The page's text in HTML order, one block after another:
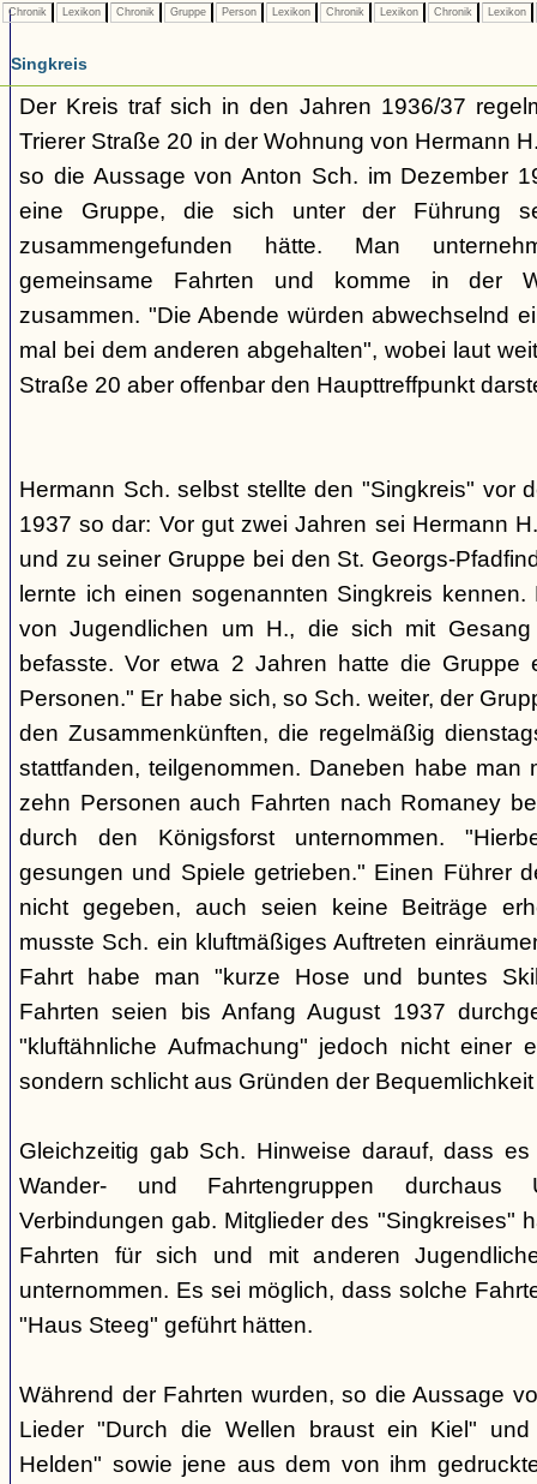
Chronik Lexikon Chronik Gruppe Person Lexikon Chronik Lexikon Chronik Lexikon
Singkreis
Der Kreis traf sich in den Jahren 1936/37
Trierer Straße 20 in der Wohnung von Hermann
so die Aussage von Anton Sch. im Dezember
eine Gruppe, die sich unter der Führung
zusammengefunden hätte. Man
gemeinsame Fahrten und komme in der
zusammen. "Die Abende würden abwechselnd
mal bei dem anderen abgehalten", wobei laut
Straße 20 aber offenbar den Haupttreffpunkt
Hermann Sch. selbst stellte den "Singkreis" vor
1937 so dar: Vor gut zwei Jahren sei Hermann
und zu seiner Gruppe bei den St. Georgs-
lernte ich einen sogenannten Singkreis
von Jugendlichen um H., die sich mit
befasste. Vor etwa 2 Jahren hatte die Gruppe
Personen." Er habe sich, so Sch. weiter, der
den Zusammenkünften, die regelmäßig
stattfanden, teilgenommen. Daneben habe man
zehn Personen auch Fahrten nach Romaney
durch den Königsforst unternommen.
gesungen und Spiele getrieben." Einen Führer
nicht gegeben, auch seien keine Beiträge
musste Sch. ein kluftmäßiges Auftreten
Fahrt habe man "kurze Hose und buntes
Fahrten seien bis Anfang August 1937
"kluftähnliche Aufmachung" jedoch nicht einer
sondern schlicht aus Gründen der
Gleichzeitig gab Sch. Hinweise darauf, dass
Wander- und Fahrtengruppen durchaus
Verbindungen gab. Mitglieder des "Singkreises"
Fahrten für sich und mit anderen
unternommen. Es sei möglich, dass solche
"Haus Steeg" geführt hätten.
Während der Fahrten wurden, so die Aussage
Lieder "Durch die Wellen braust ein Kiel"
Helden" sowie jene aus dem von ihm